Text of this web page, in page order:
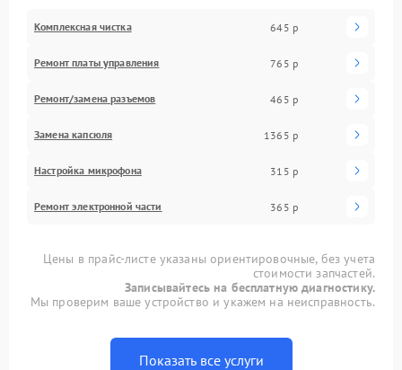
Комплексная чистка 645 р
Ремонт платы управления 765 р
Ремонт/замена разъемов 465 р
Замена капсюля 1365 р
Настройка микрофона 315 р
Ремонт электронной части 365 р
Цены в прайс-листе указаны ориентировочные, без учета
стоимости запчастей.
Записывайтесь на бесплатную диагностику.
Мы проверим ваше устройство и укажем на неисправность.
Показать все услуги